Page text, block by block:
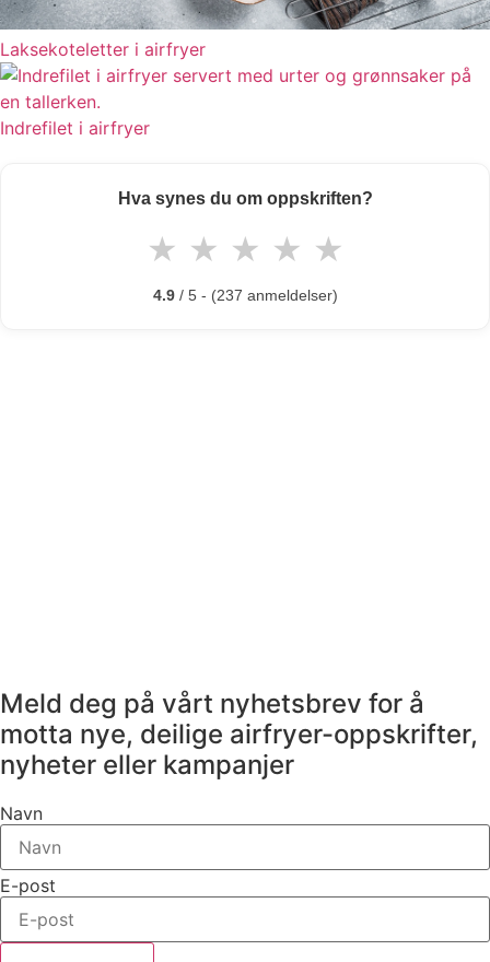
Laksekoteletter i airfryer
Indrefilet i airfryer
Hva synes du om oppskriften?
★ ★ ★ ★ ★
4.9/ 5 - (237 anmeldelser)
Meld deg på vårt nyhetsbrev for å
motta nye, deilige airfryer-oppskrifter,
nyheter eller kampanjer
Navn
E-post